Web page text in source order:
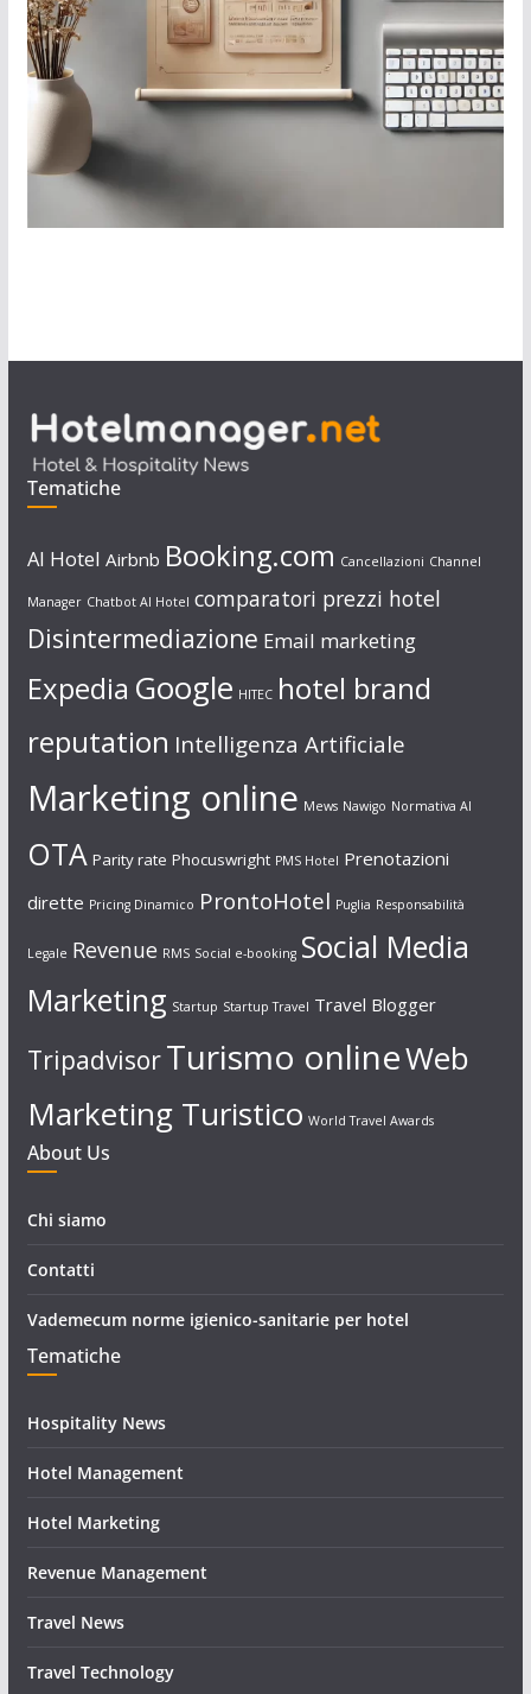
Tematiche
AI Hotel Airbnb Booking.com Cancellazioni Channel
Manager Chatbot AI Hotel comparatori prezzi hotel
Disintermediazione Email marketing
Expedia Google HITEC hotel brand
reputation Intelligenza Artificiale
Marketing online Mews Nawigo Normativa AI
OTA Parity rate Phocuswright PMS Hotel Prenotazioni
dirette Pricing Dinamico ProntoHotel Puglia Responsabilità
Legale Revenue RMS Social e-booking Social Media
Marketing Startup Startup Travel Travel Blogger
TripadvisorTurismo onlineWeb
Marketing Turistico World Travel Awards
About Us
Chi siamo
Contatti
Vademecum norme igienico-sanitarie per hotel
Tematiche
Hospitality News
Hotel Management
Hotel Marketing
Revenue Management
Travel News
Travel Technology